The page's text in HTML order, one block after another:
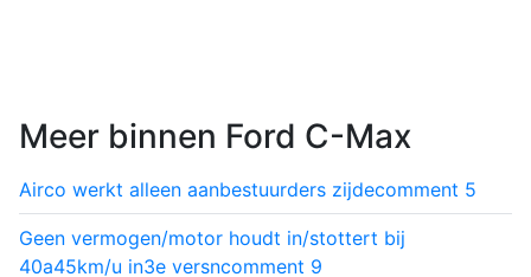
Meer binnen Ford C-Max
Airco werkt alleen aanbestuurders zijdecomment 5
Geen vermogen/motor houdt in/stottert bij
40a45km/u in3e versncomment 9